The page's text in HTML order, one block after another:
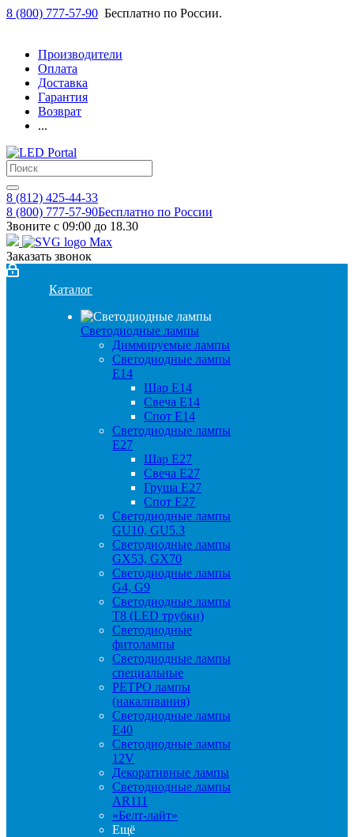
8 (800) 777-57-90 Бесплатно по России.
Производители
Оплата
Доставка
Гарантия
Возврат
...
8 (812) 425-44-33
8 (800) 777-57-90Бесплатно по России
Звоните с 09:00 до 18.30
Заказать звонок
Каталог
Светодиодные лампы
Диммируемые лампы
Светодиодные лампы
Е14
Шар Е14
Свеча Е14
Спот Е14
Светодиодные лампы
Е27
Шар Е27
Свеча Е27
Груша Е27
Спот Е27
Светодиодные лампы
GU10, GU5.3
Светодиодные лампы
GX53, GX70
Светодиодные лампы
G4, G9
Светодиодные лампы
Т8 (LED трубки)
Светодиодные
фитолампы
Светодиодные лампы
специальные
РЕТРО лампы
(накаливания)
Светодиодные лампы
E40
Светодиодные лампы
12V
Декоративные лампы
Светодиодные лампы
AR111
«Белт-лайт»
Ещё